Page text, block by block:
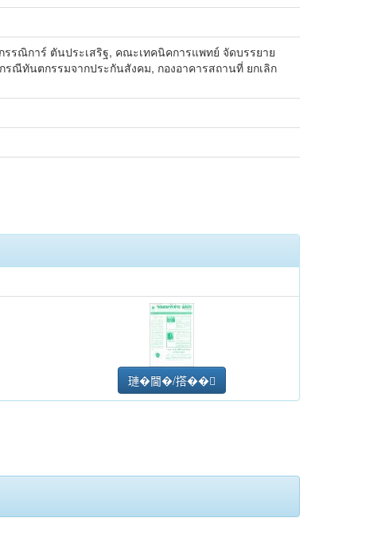
รณิการ์ ตันประเสริฐ, คณะเทคนิคการแพทย์ จัดบรรยาย
รณีทันตกรรมจากประกันสังคม, กองอาคารสถานที่ ยกเลิก
璉�閫�/撘��